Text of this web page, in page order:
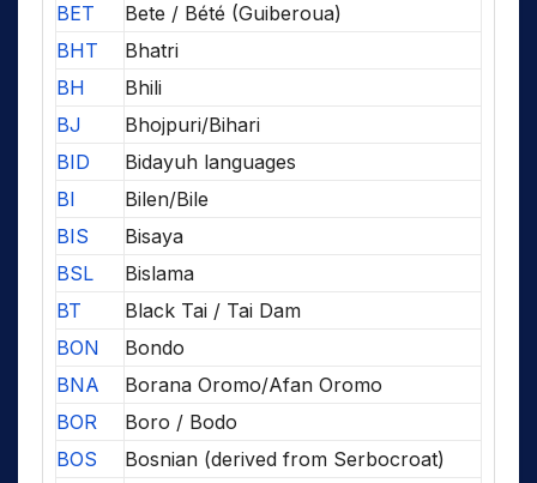
BET
Bete / Bété (Guiberoua)
BHT
Bhatri
BH
Bhili
BJ
Bhojpuri/Bihari
BID
Bidayuh languages
BI
Bilen/Bile
BIS
Bisaya
BSL
Bislama
BT
Black Tai / Tai Dam
BON
Bondo
BNA
Borana Oromo/Afan Oromo
BOR
Boro / Bodo
BOS
Bosnian (derived from Serbocroat)